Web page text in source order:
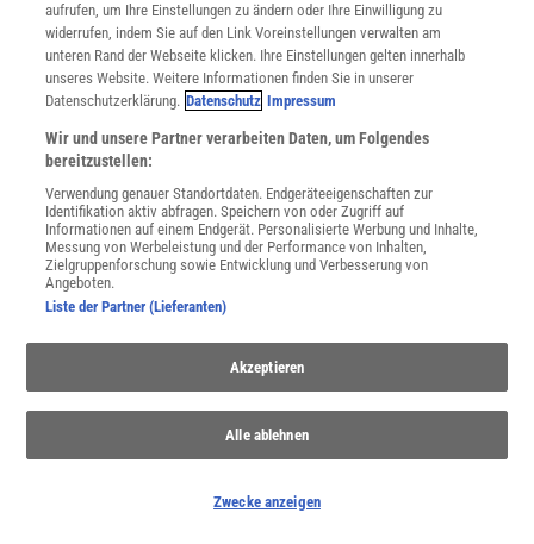
THEMENKANÄLE
aufrufen, um Ihre Einstellungen zu ändern oder Ihre Einwilligung zu
widerrufen, indem Sie auf den Link Voreinstellungen verwalten am
unteren Rand der Webseite klicken. Ihre Einstellungen gelten innerhalb
unseres Website. Weitere Informationen finden Sie in unserer
Datenschutzerklärung. Datenschutz Impressum
Wir und unsere Partner verarbeiten Daten, um Folgendes
bereitzustellen:
Verwendung genauer Standortdaten. Endgeräteeigenschaften zur
Identifikation aktiv abfragen. Speichern von oder Zugriff auf
Informationen auf einem Endgerät. Personalisierte Werbung und Inhalte,
Messung von Werbeleistung und der Performance von Inhalten,
Zielgruppenforschung sowie Entwicklung und Verbesserung von
Angeboten.
Liste der Partner (Lieferanten)
Akzeptieren
Alle ablehnen
Zwecke anzeigen